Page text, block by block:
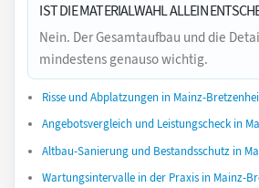
IST DIE MATERIALWAHL ALLEIN
Nein. Der Gesamtaufbau und die
mindestens genauso wichtig.
Risse und Abplatzungen in Mainz-
Angebotsvergleich und Leistungscheck in
Altbau-Sanierung und Bestandsschutz in
Wartungsintervalle in der Praxis in Mainz-